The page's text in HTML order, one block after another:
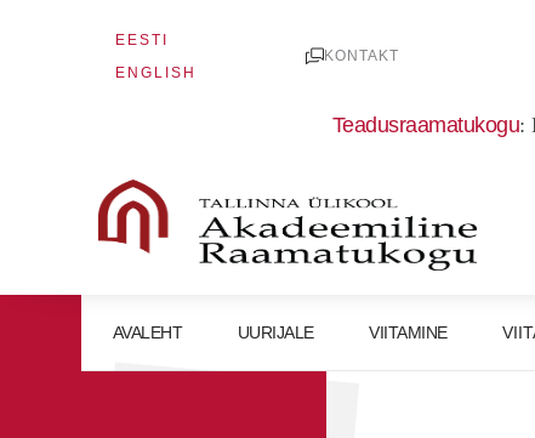
EESTI
ENGLISH
KONTAKT
Teadusraamatukogu:
AVALEHT UURIJALE VIITAMINE